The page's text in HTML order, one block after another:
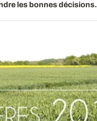
les bonnes décisions.